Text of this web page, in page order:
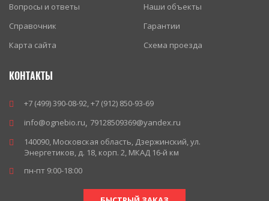
Вопросы и ответы
Справочник
Карта сайта
Наши объекты
Гарантии
Схема проезда
КОНТАКТЫ
+7 (499) 390-08-92,+7 (912) 850-93-69
info@ognebio.ru, 79128509369@yandex.ru
140090, Московская область, Дзержинский,ул.
Энергетиков, д. 18, корп. 2, МКАД 16-й км
пн-пт 9:00-18:00